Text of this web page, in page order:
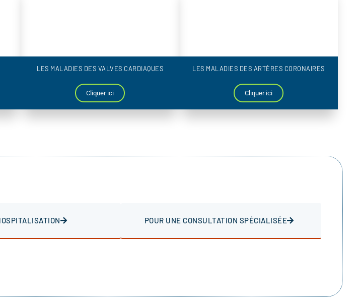
LES MALADIES DES VALVES CARDIAQUES
Cliquer ici
LES MALADIES DES ARTÈRES CORONAIRES
Cliquer ici
POUR UNE CONSULTATION SPÉCIALISÉE